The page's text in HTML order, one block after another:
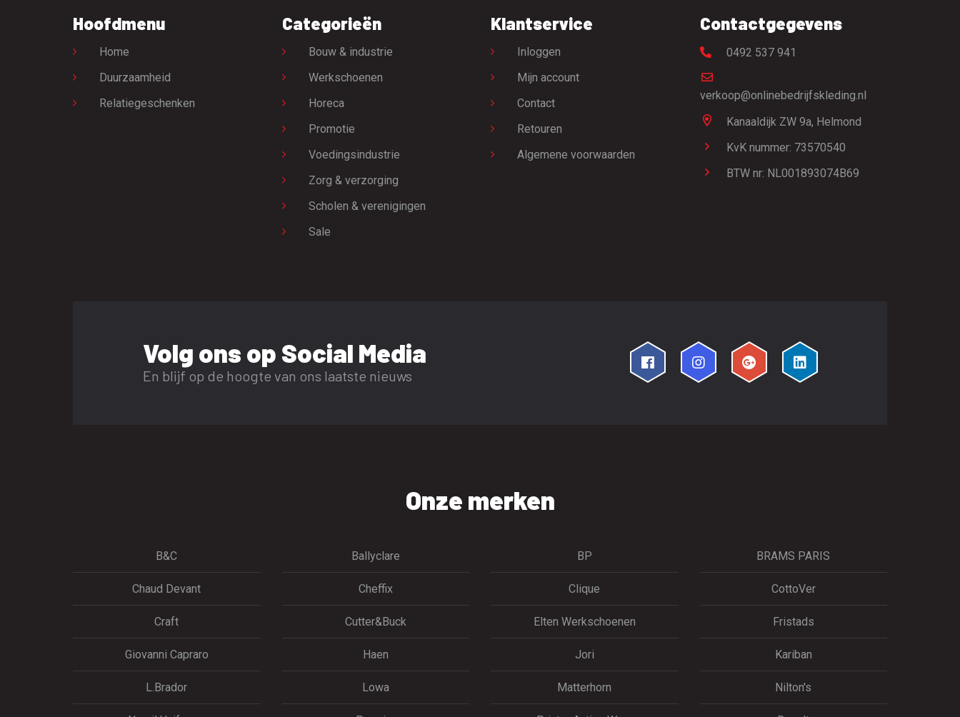
Hoofdmenu
Home
Duurzaamheid
Relatiegeschenken
Categorieën
Bouw & industrie
Werkschoenen
Horeca
Promotie
Voedingsindustrie
Zorg & verzorging
Scholen & verenigingen
Sale
Klantservice
Inloggen
Mijn account
Contact
Retouren
Algemene voorwaarden
Contactgegevens
0492 537 941
verkoop@onlinebedrijfskleding.nl
Kanaaldijk ZW 9a, Helmond
KvK nummer: 73570540
BTW nr: NL001893074B69
Volg ons op Social Media
En blijf op de hoogte van ons laatste nieuws
Onze merken
B&C Ballyclare BP BRAMS PARIS
Chaud Devant Cheffix Clique CottoVer
Craft Cutter&Buck Elten Werkschoenen Fristads
Giovanni Capraro Haen Jori Kariban
L.Brador Lowa Matterhorn Nilton's